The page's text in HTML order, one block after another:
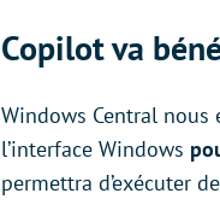
Copilot va
Windows Central nous
l’interface Windows
permettra d’exécuter